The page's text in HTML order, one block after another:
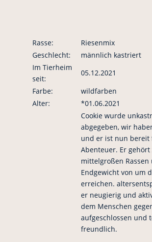
Rasse:
Riesenmix
Geschlecht:
männlich kastriert
Im Tierheim
seit:
05.12.2021
Farbe:
wildfarben
Alter:
*01.06.2021
Cookie wurde
abgegeben, wir
und er ist nun bereit
Abenteuer. Er gehört
mittelgroßen
Endgewicht von um
erreichen.
er neugierig und
dem Menschen
aufgeschlossen und
freundlich.